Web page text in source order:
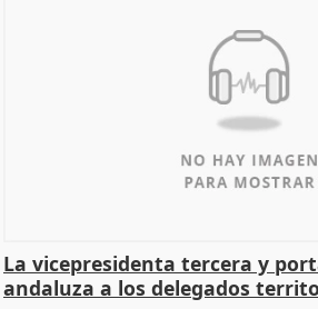
La vicepresidenta tercera y
andaluza a los delegados